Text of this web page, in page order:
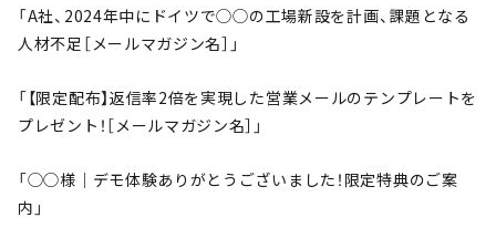
「A社、2024年中にドイツで◯◯の工場新設を計画、課題となる
人材不足［メールマガジン名］」
「【限定配布】返信率2倍を実現した営業メールのテンプレートを
プレゼント！［メールマガジン名］」
「◯◯様｜デモ体験ありがとうございました！限定特典のご案
内」